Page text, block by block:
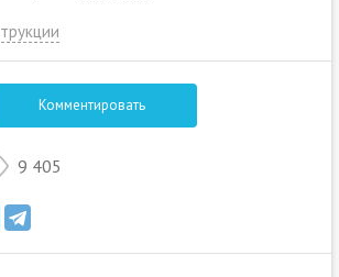
Комментировать
9 405